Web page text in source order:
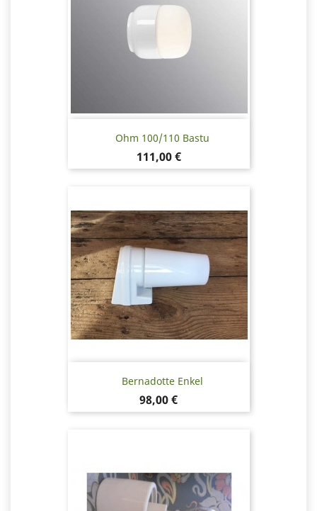
Ohm 100/110 Bastu
Pris
111,00 €
Bernadotte Enkel
Pris
98,00 €